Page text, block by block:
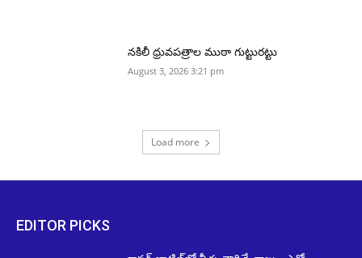
నకిలీ ధ్రువపత్రాల ముఠా గుట్టురట్టు
August 3, 2026 3:21 pm
Load more
EDITOR PICKS